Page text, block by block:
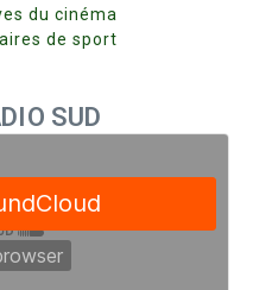
du cinéma
de sport
SUD